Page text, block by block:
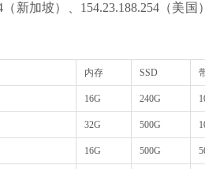
新加坡）、154.23.188.254（美
内存 SSD
16G 240G
32G 500G
16G 500G